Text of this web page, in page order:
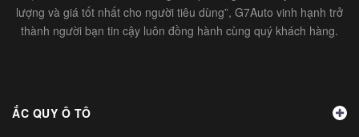
lượng và giá tốt nhất cho người tiêu dùng”, G7Auto vinh hạnh trở
thành người bạn tin cậy luôn đồng hành cùng quý khách hàng.
ẮC QUY Ô TÔ